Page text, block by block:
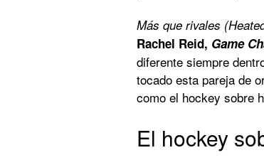
Más que rivales
Rachel Reid, Game
diferente siempre
tocado esta pareja de
como el hockey sobre
El hockey